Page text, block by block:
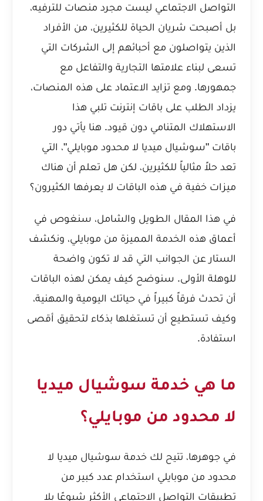
التواصل الاجتماعي ليست مجرد منصات للترفيه،
بل أصبحت شريان الحياة للكثيرين، من الأفراد
الذين يتواصلون مع أحبائهم إلى الشركات التي
تسعى لبناء علامتها التجارية والتفاعل مع
جمهورها. ومع تزايد الاعتماد على هذه المنصات،
يزداد الطلب على باقات إنترنت تلبي هذا
الاستهلاك المتنامي دون قيود. هنا يأتي دور
باقات "سوشيال ميديا لا محدود موبايلي"، التي
تعد حلاً مثالياً للكثيرين، لكن هل تعلم أن هناك
ميزات خفية في هذه الباقات لا يعرفها الكثيرون؟
في هذا المقال الطويل والشامل، سنغوص في
أعماق هذه الخدمة المميزة من موبايلي، ونكشف
الستار عن الجوانب التي قد لا تكون واضحة
للوهلة الأولى. سنوضح كيف يمكن لهذه الباقات
أن تحدث فرقاً كبيراً في حياتك اليومية والمهنية،
وكيف تستطيع أن تستغلها بذكاء لتحقيق أقصى
استفادة.
ما هي خدمة سوشيال ميديا
لا محدود من موبايلي؟
في جوهرها، تتيح لك خدمة سوشيال ميديا لا
محدود من موبايلي استخدام عدد كبير من
تطبيقات التواصل الاجتماعي الأكثر شيوعًا بلا